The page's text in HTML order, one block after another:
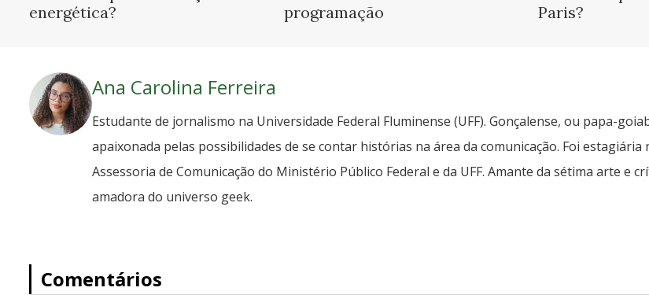
energética?
programação
Paris?
Ana Carolina Ferreira
Estudante de jornalismo na Universidade Federal Fluminense (UFF). Gonçalense, ou papa-
apaixonada pelas possibilidades de se contar histórias na área da comunicação. Foi estagiária
Assessoria de Comunicação do Ministério Público Federal e da UFF. Amante da sétima arte e
amadora do universo geek.
Comentários